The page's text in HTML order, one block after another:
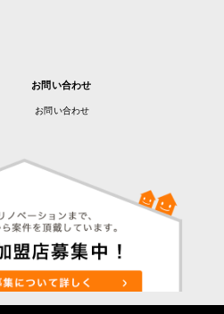
お問い合わせ
お問い合わせ